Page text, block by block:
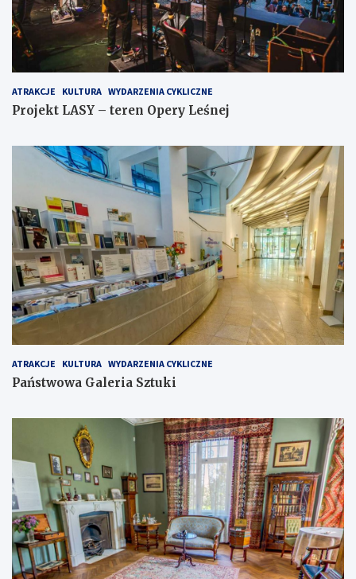
ATRAKCJE KULTURA WYDARZENIA CYKLICZNE
Projekt LASY – teren Opery Leśnej
ATRAKCJE KULTURA WYDARZENIA CYKLICZNE
Państwowa Galeria Sztuki